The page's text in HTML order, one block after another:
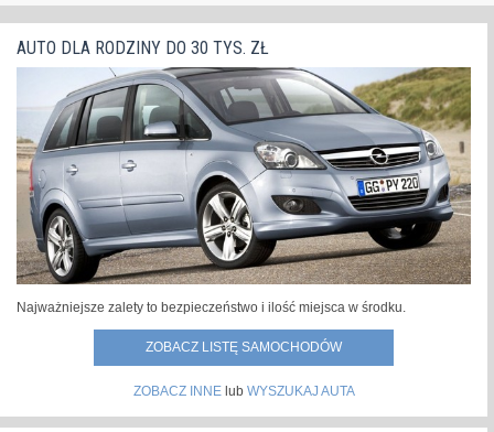
AUTO DLA RODZINY DO 30 TYS. ZŁ
Najważniejsze zalety to bezpieczeństwo i ilość miejsca w środku.
ZOBACZ LISTĘ SAMOCHODÓW
ZOBACZ INNElub WYSZUKAJ AUTA